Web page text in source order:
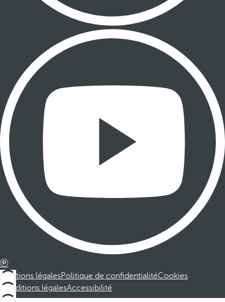
Mentions légalesPolitique de confidentialitéCookies
Conditions légalesAccessibilité